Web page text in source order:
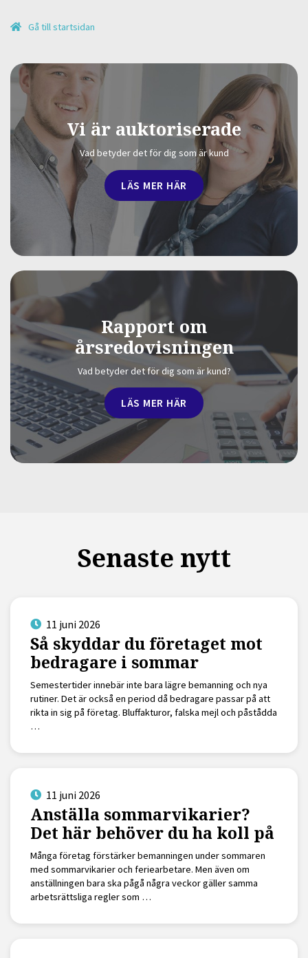
Gå till startsidan
Vi är auktoriserade
Vad betyder det för dig som är kund
LÄS MER HÄR
Rapport om
årsredovisningen
Vad betyder det för dig som är kund?
LÄS MER HÄR
Senaste nytt
11 juni 2026
Så skyddar du företaget mot
bedragare i sommar
Semestertider innebär inte bara lägre bemanning och nya
rutiner. Det är också en period då bedragare passar på att
rikta in sig på företag. Bluffakturor, falska mejl och påstådda
…
11 juni 2026
Anställa sommarvikarier?
Det här behöver du ha koll på
Många företag förstärker bemanningen under sommaren
med sommarvikarier och feriearbetare. Men även om
anställningen bara ska pågå några veckor gäller samma
arbetsrättsliga regler som …